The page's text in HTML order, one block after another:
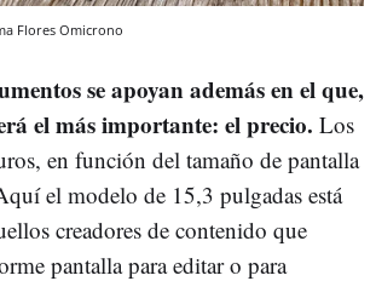
FloresOmicrono
se apoyan además en el que,
el más importante: el precio. Los
en función del tamaño de pantalla
el modelo de 15,3 pulgadas está
creadores de contenido que
pantalla para editar o para